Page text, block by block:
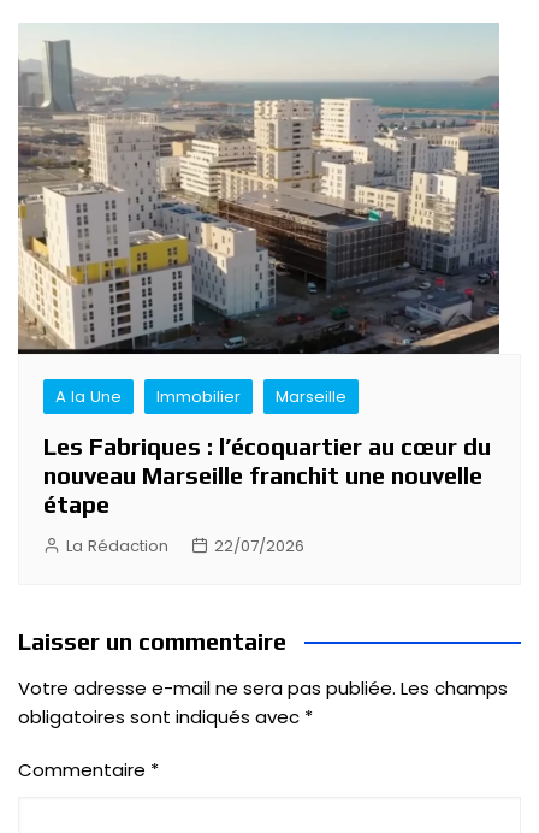
A la Une Immobilier Marseille
Les Fabriques : l’écoquartier au cœur du
nouveau Marseille franchit une nouvelle
étape
La Rédaction 22/07/2026
Laisser un commentaire
Votre adresse e-mail ne sera pas publiée. Les champs
obligatoires sont indiqués avec *
Commentaire *